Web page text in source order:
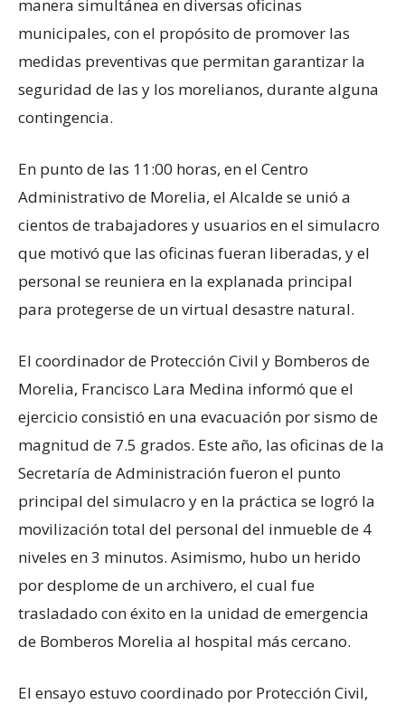
manera simultánea en diversas oficinas
municipales, con el propósito de promover las
medidas preventivas que permitan garantizar la
seguridad de las y los morelianos, durante alguna
contingencia.
En punto de las 11:00 horas, en el Centro
Administrativo de Morelia, el Alcalde se unió a
cientos de trabajadores y usuarios en el simulacro
que motivó que las oficinas fueran liberadas, y el
personal se reuniera en la explanada principal
para protegerse de un virtual desastre natural.
El coordinador de Protección Civil y Bomberos de
Morelia, Francisco Lara Medina informó que el
ejercicio consistió en una evacuación por sismo de
magnitud de 7.5 grados. Este año, las oficinas de la
Secretaría de Administración fueron el punto
principal del simulacro y en la práctica se logró la
movilización total del personal del inmueble de 4
niveles en 3 minutos. Asimismo, hubo un herido
por desplome de un archivero, el cual fue
trasladado con éxito en la unidad de emergencia
de Bomberos Morelia al hospital más cercano.
El ensayo estuvo coordinado por Protección Civil,